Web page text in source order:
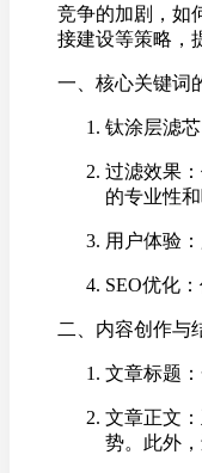
竞争的加剧，如
接建设等策略，
一、核心关键词
钛涂层滤
过滤效果
的专业性和
用户体验
SEO优化
二、内容创作与
文章标题
文章正文
势。此外